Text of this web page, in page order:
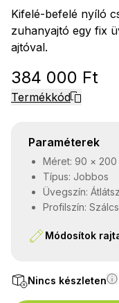
Kifelé-befelé nyíló
zuhanyajtó egy fix
ajtóval.
384 000 Ft
Termékkód
Paraméterek
Méret: 90 × 200
Típus: Jobbos
Üvegszín:
Profilszín:
Módosítok
Nincs készleten